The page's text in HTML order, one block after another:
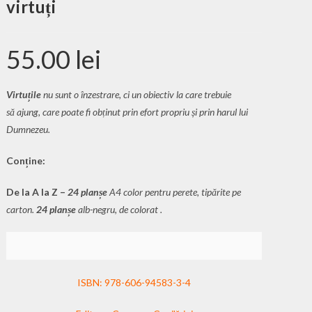
virtuți
55.00 lei
Virtuțilenu sunt o înzestrare, ci un obiectiv la care trebuie
să ajung, care poate fi obținut prin efort propriu și prin harul lui
Dumnezeu.
Conține:
De la A la Z –24 planșeA4 color pentru perete, tipărite pe
carton.24planșealb-negru, de colorat .
ISBN: 978-606-94583-3-4